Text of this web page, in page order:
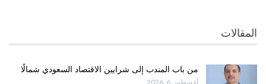
المقالات
من باب المندب إلى شرايين الاقتصاد السعودي شمالًا
أغسطس 6, 2026